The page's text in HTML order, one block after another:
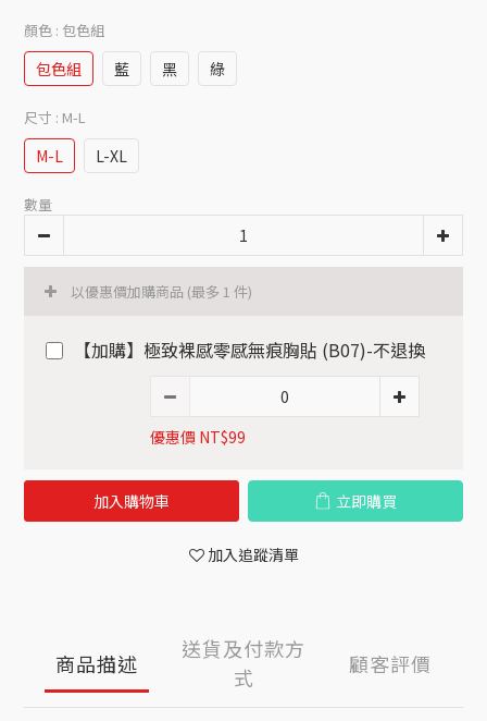
顏色 : 包色組
包色組 藍 黑 綠
尺寸 : M-L
M-L L-XL
數量
以優惠價加購商品 (最多 1 件)
【加購】極致裸感零感無痕胸貼 (B07)-不退換
優惠價 NT$99
加入購物車 立即購買
加入追蹤清單
商品描述
送貨及付款方
式
顧客評價